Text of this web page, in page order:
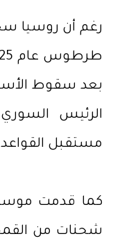
رغم أن روسيا
بعد سقوط
الرئيس السوري
مستقبل
كما قدمت
شحنات من